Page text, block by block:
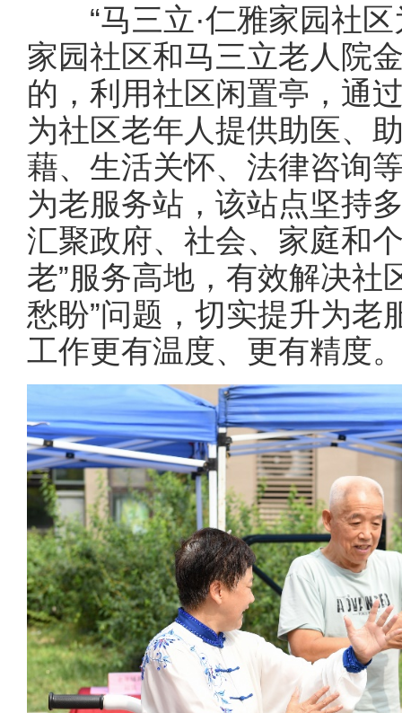
“马三立·仁雅家园社区
家园社区和马三立老人院
的，利用社区闲置亭，通
为社区老年人提供助医、
藉、生活关怀、法律咨询
为老服务站，该站点坚持
汇聚政府、社会、家庭和
老”服务高地，有效解决社
愁盼”问题，切实提升为
工作更有温度、更有精度